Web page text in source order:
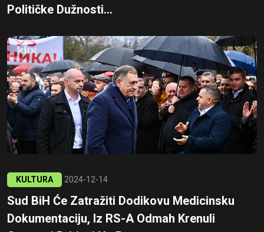
Političke Dužnosti...
KULTURA 2024-12-14
Sud BiH Će Zatražiti Dodikovu Medicinsku
Dokumentaciju, Iz RS-A Odmah Krenuli